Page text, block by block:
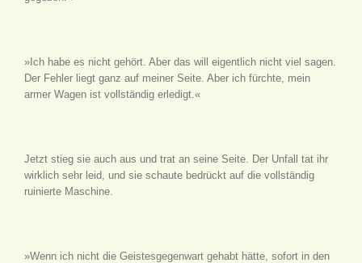
»Ich habe es nicht gehört. Aber das will eigentlich nicht viel sagen.
Der Fehler liegt ganz auf meiner Seite. Aber ich fürchte, mein
armer Wagen ist vollständig erledigt.«
Jetzt stieg sie auch aus und trat an seine Seite. Der Unfall tat ihr
wirklich sehr leid, und sie schaute bedrückt auf die vollständig
ruinierte Maschine.
»Wenn ich nicht die Geistesgegenwart gehabt hätte, sofort in den